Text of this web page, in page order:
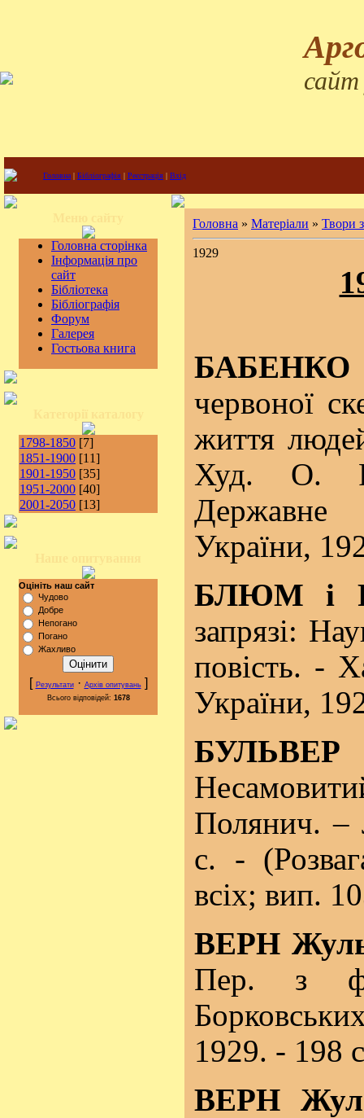
сайт
Головна | Бібліографія | Реєстрація | Вхід
Головна сторінка
Інформація про
сайт
Бібліотека
Бібліографія
Форум
Галерея
Гостьова книга
1798-1850 [7]
1851-1900 [11]
1901-1950 [35]
1951-2000 [40]
2001-2050 [13]
Оцініть наш сайт
Чудово
Добре
Непогано
Погано
Жахливо
[ Результати· Архів опитувань]
Всього відповідей: 1678
Головна » Матеріали » Твори
1929
червоної
життя
Худ. О.
України,
БЛЮМ і
запрязі:
повість. -
України,
Полянич. –
с. -
всіх; вип.
ВЕРН
Пер. з
1929. - 198
ВЕРН